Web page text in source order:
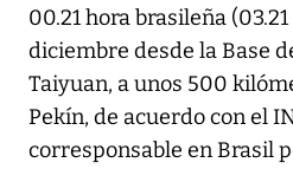
00.21 hora brasileña (03.21
diciembre desde la Base
Taiyuan, a unos 500
Pekín, de acuerdo con el
corresponsable en Brasil